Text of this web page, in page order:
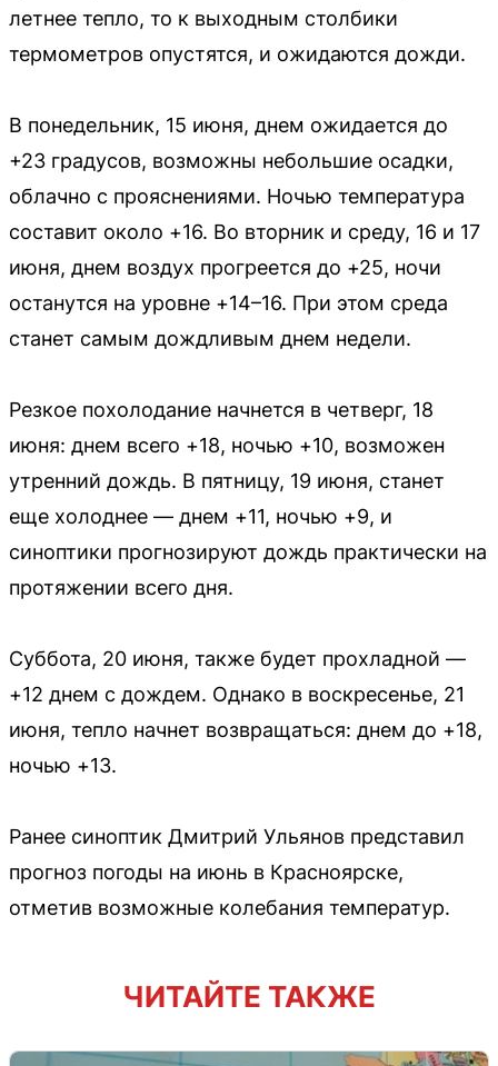
летнее тепло, то к выходным столбики
термометров опустятся, и ожидаются дожди.
В понедельник, 15 июня, днем ожидается до
+23 градусов, возможны небольшие осадки,
облачно с прояснениями. Ночью температура
составит около +16. Во вторник и среду, 16 и 17
июня, днем воздух прогреется до +25, ночи
останутся на уровне +14–16. При этом среда
станет самым дождливым днем недели.
Резкое похолодание начнется в четверг, 18
июня: днем всего +18, ночью +10, возможен
утренний дождь. В пятницу, 19 июня, станет
еще холоднее — днем +11, ночью +9, и
синоптики прогнозируют дождь практически на
протяжении всего дня.
Суббота, 20 июня, также будет прохладной —
+12 днем с дождем. Однако в воскресенье, 21
июня, тепло начнет возвращаться: днем до +18,
ночью +13.
Ранее синоптик Дмитрий Ульянов представил
прогноз погоды на июнь в Красноярске,
отметив возможные колебания температур.
ЧИТАЙТЕ ТАКЖЕ